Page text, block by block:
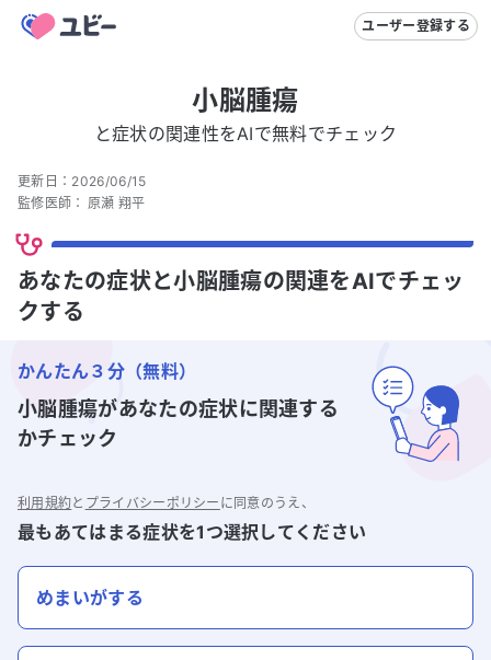
ユーザー登録する
小脳腫瘍
と症状の関連性をAIで無料でチェック
更新日： 2026/06/15
監修医師： 原瀬 翔平
あなたの症状と小脳腫瘍の関連をAIでチェッ
クする
かんたん３分（無料）
小脳腫瘍があなたの症状に関連する
かチェック
利用規約と プライバシーポリシー に同意のうえ、
最もあてはまる症状を1つ選択してください
めまいがする